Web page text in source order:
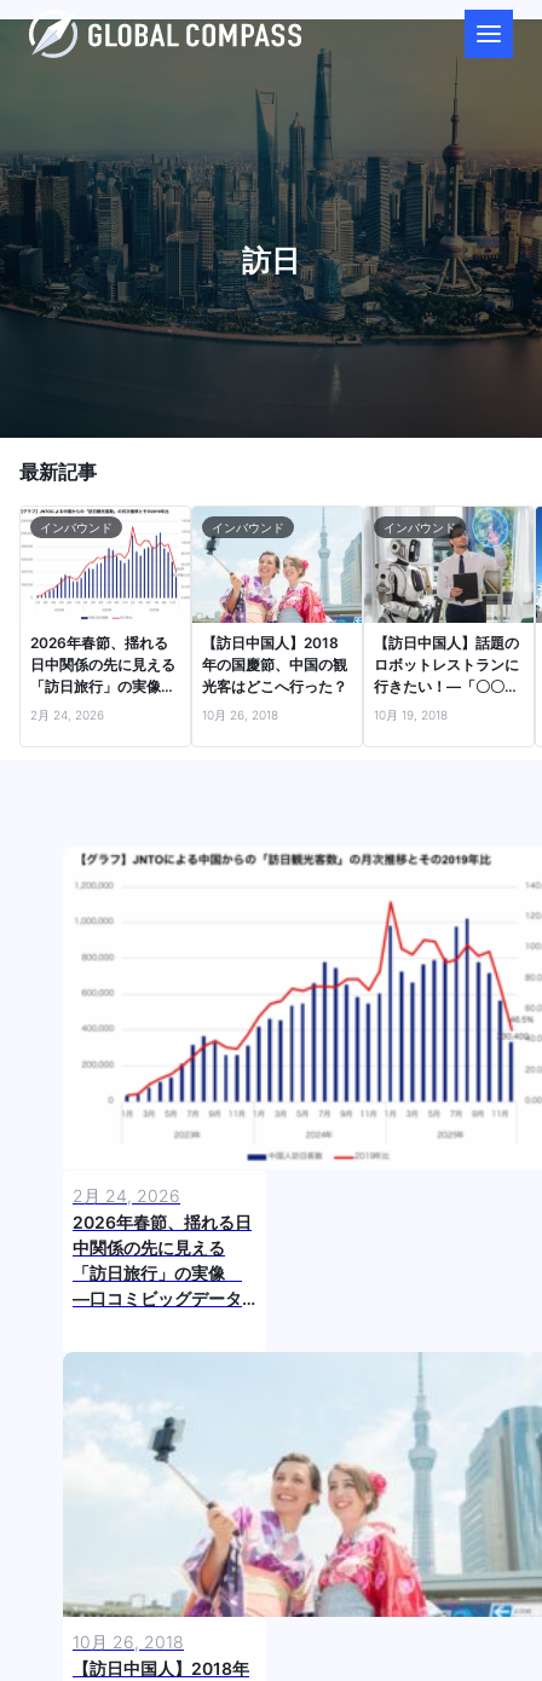
訪日
最新記事
インバウンド
2026年春節、揺れる
日中関係の先に見える
「訪日旅行」の実像
―口コミビッグデータ
2月 24, 2026
インバウンド
【訪日中国人】2018
年の国慶節、中国の観
光客はどこへ行った？
10月 26, 2018
インバウンド
【訪日中国人】話題の
ロボットレストランに
行きたい！―「〇〇し
たい」ランキングから
10月 19, 2018
2月 24, 2026
2026年春節、揺れる日
中関係の先に見える
「訪日旅行」の実像
―口コミビッグデータ
インバウンド市場の次
10月 26, 2018
【訪日中国人】2018年